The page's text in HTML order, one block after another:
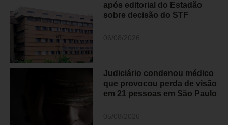
após editorial do Estadão
sobre decisão do STF
Judiciário condenou médico
que provocou perda de visão
em 21 pessoas em São Paulo